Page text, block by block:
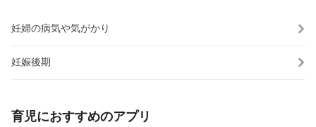
妊婦の病気や気がかり
妊娠後期
育児におすすめのアプリ